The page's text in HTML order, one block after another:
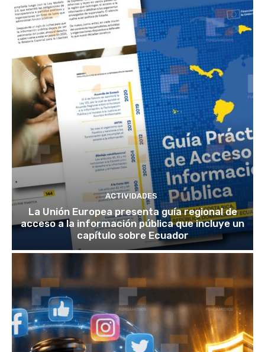
ACTIVIDADES
La Unión Europea presenta guía regional de
acceso a la información pública que incluye un
capítulo sobre Ecuador